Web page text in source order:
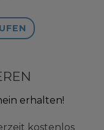
erhalten!
kostenlos